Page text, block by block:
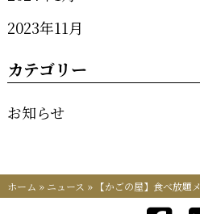
2023年11月
カテゴリー
お知らせ
ホーム » ニュース » 【かごの屋】食べ放題